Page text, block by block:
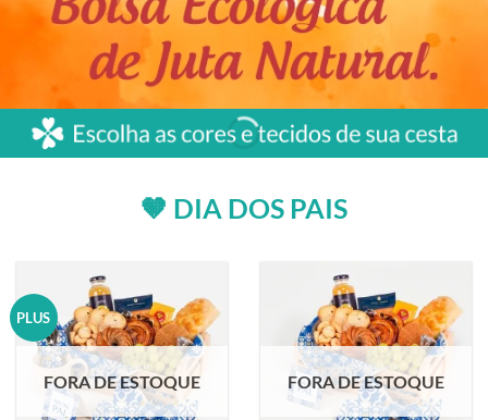
🤎 DIA DOS PAIS
PLUS
FORA DE ESTOQUE FORA DE ESTOQUE